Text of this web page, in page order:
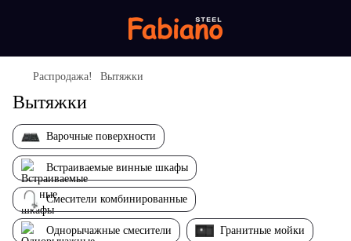
Распродажа! Вытяжки
Вытяжки
Варочные поверхности
Встраиваемые винные шкафы
Смесители комбинированные
Однорычажные смесители Гранитные мойки